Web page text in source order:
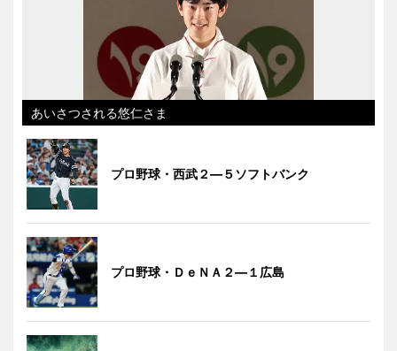
あいさつされる悠仁さま
プロ野球・西武２―５ソフトバンク
プロ野球・ＤｅＮＡ２―１広島